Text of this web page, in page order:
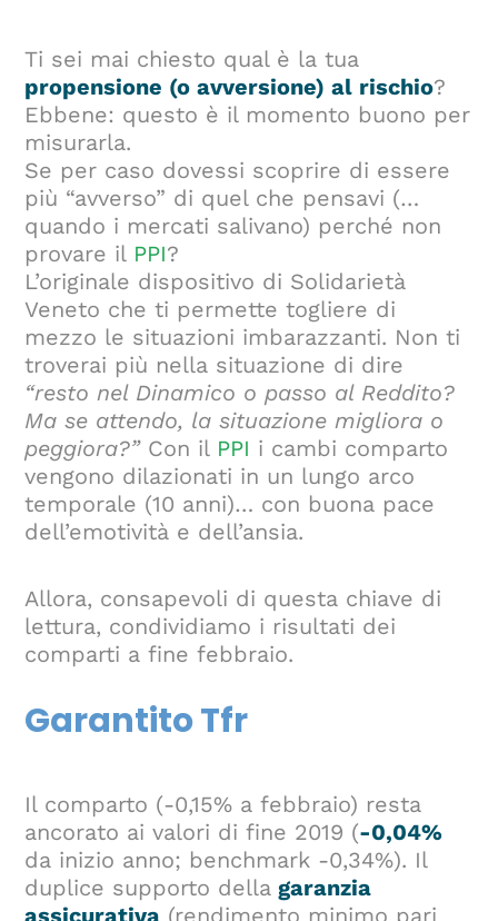
Ti sei mai chiesto qual è la tua
propensione (o avversione) al rischio?
Ebbene: questo è il momento buono per
misurarla.
Se per caso dovessi scoprire di essere
più “avverso” di quel che pensavi (…
quando i mercati salivano) perché non
provare il PPI?
L’originale dispositivo di Solidarietà
Veneto che ti permette togliere di
mezzo le situazioni imbarazzanti. Non ti
troverai più nella situazione di dire
“resto nel Dinamico o passo al Reddito?
Ma se attendo, la situazione migliora o
peggiora?” Con il PPI i cambi comparto
vengono dilazionati in un lungo arco
temporale (10 anni)… con buona pace
dell’emotività e dell’ansia.
Allora, consapevoli di questa chiave di
lettura, condividiamo i risultati dei
comparti a fine febbraio.
Garantito Tfr
Il comparto (-0,15% a febbraio) resta
ancorato ai valori di fine 2019 (-0,04%
da inizio anno; benchmark -0,34%). Il
duplice supporto della garanzia
assicurativa (rendimento minimo pari